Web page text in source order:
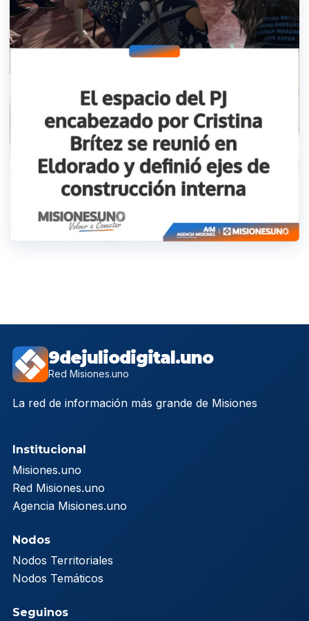
9dejuliodigital.uno
Red Misiones.uno
La red de información más grande de Misiones
Institucional
Misiones.uno
Red Misiones.uno
Agencia Misiones.uno
Nodos
Nodos Territoriales
Nodos Temáticos
Seguinos